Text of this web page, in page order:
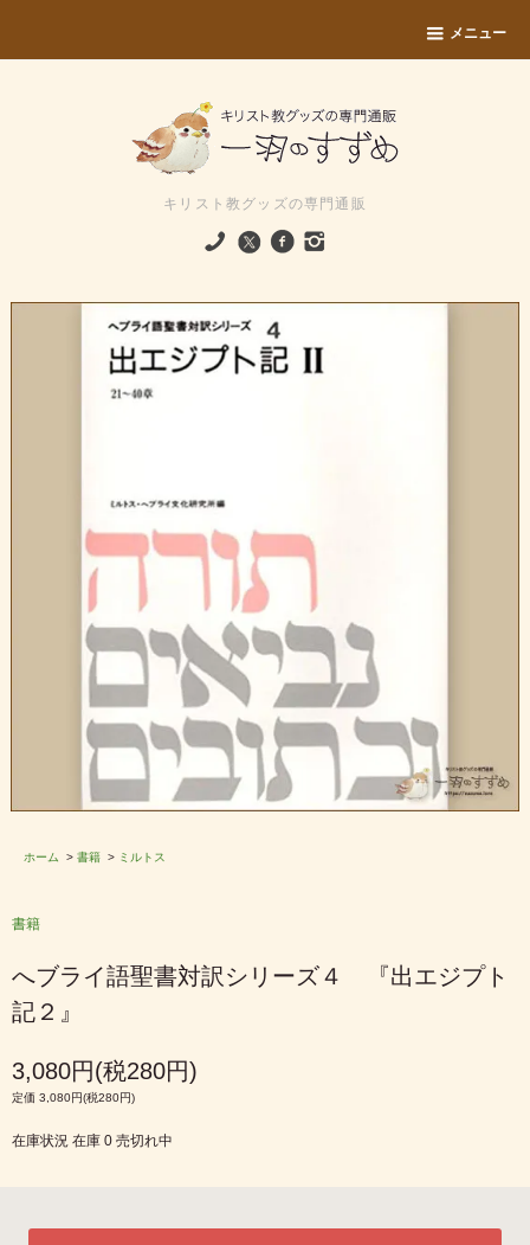
メニュー
キリスト教グッズの専門通販
ホーム > 書籍 > ミルトス
書籍
へブライ語聖書対訳シリーズ４ 『出エジプト
記２』
3,080円(税280円)
定価 3,080円(税280円)
在庫状況 在庫 0 売切れ中